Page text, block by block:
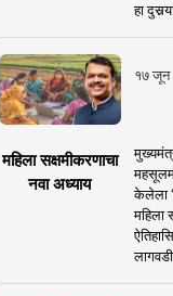
हा
१७ जून
महिला सक्षमीकरणाचा
नवा अध्याय
केलेला
महिला